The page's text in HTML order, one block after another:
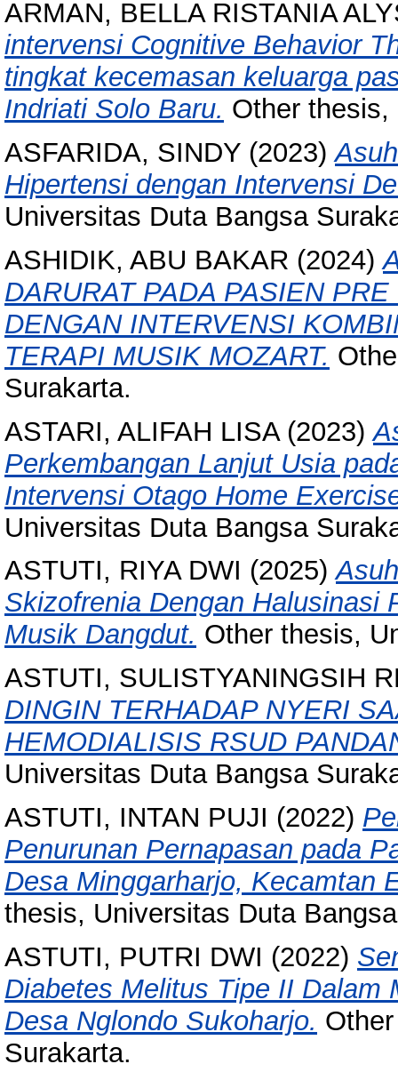
ARMAN, BELLA RISTANIA
intervensi Cognitive Behavior
tingkat kecemasan keluarga
Indriati Solo Baru. Other
ASFARIDA, SINDY (2023)
Hipertensi dengan Intervensi
Universitas Duta Bangsa
ASHIDIK, ABU BAKAR (2024)
DARURAT PADA PASIEN
DENGAN INTERVENSI
TERAPI MUSIK MOZART.
Surakarta.
ASTARI, ALIFAH LISA(2023)
Perkembangan Lanjut Usia
Intervensi Otago Home
Universitas Duta Bangsa
ASTUTI, RIYA DWI (2025)
Skizofrenia Dengan Halusinasi
Musik Dangdut. Other thesis,
ASTUTI, SULISTYANINGSIH
DINGIN TERHADAP NYERI
HEMODIALISIS RSUD
Universitas Duta Bangsa
ASTUTI, INTAN PUJI (2022)
Penurunan Pernapasan pada
Desa Minggarharjo, Kecamtan
thesis, Universitas Duta
ASTUTI, PUTRI DWI (2022)
Diabetes Melitus Tipe II Dalam
Desa Nglondo Sukoharjo.
Surakarta.